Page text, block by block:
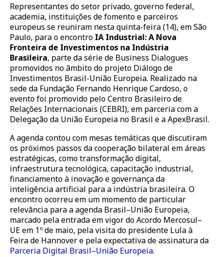
Representantes do setor privado, governo federal,
academia, instituições de fomento e parceiros
europeus se reuniram nesta quinta-feira (14), em São
Paulo, para o encontro IA Industrial: A Nova
Fronteira de Investimentos na Indústria
Brasileira, parte da série de Business Dialogues
promovidos no âmbito do projeto Diálogo de
Investimentos Brasil-União Europeia. Realizado na
sede da Fundação Fernando Henrique Cardoso, o
evento foi promovido pelo Centro Brasileiro de
Relações Internacionais (CEBRI), em parceria com a
Delegação da União Europeia no Brasil e a ApexBrasil.
A agenda contou com mesas temáticas que discutiram
os próximos passos da cooperação bilateral em áreas
estratégicas, como transformação digital,
infraestrutura tecnológica, capacitação industrial,
financiamento à inovação e governança da
inteligência artificial para a indústria brasileira. O
encontro ocorreu em um momento de particular
relevância para a agenda Brasil–União Europeia,
marcado pela entrada em vigor do Acordo Mercosul–
UE em 1º de maio, pela visita do presidente Lula à
Feira de Hannover e pela expectativa de assinatura da
Parceria Digital Brasil–União Europeia.